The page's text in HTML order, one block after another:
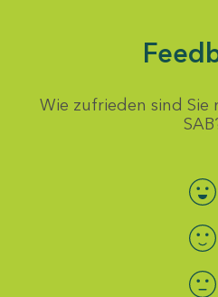
Wie zufrieden sind